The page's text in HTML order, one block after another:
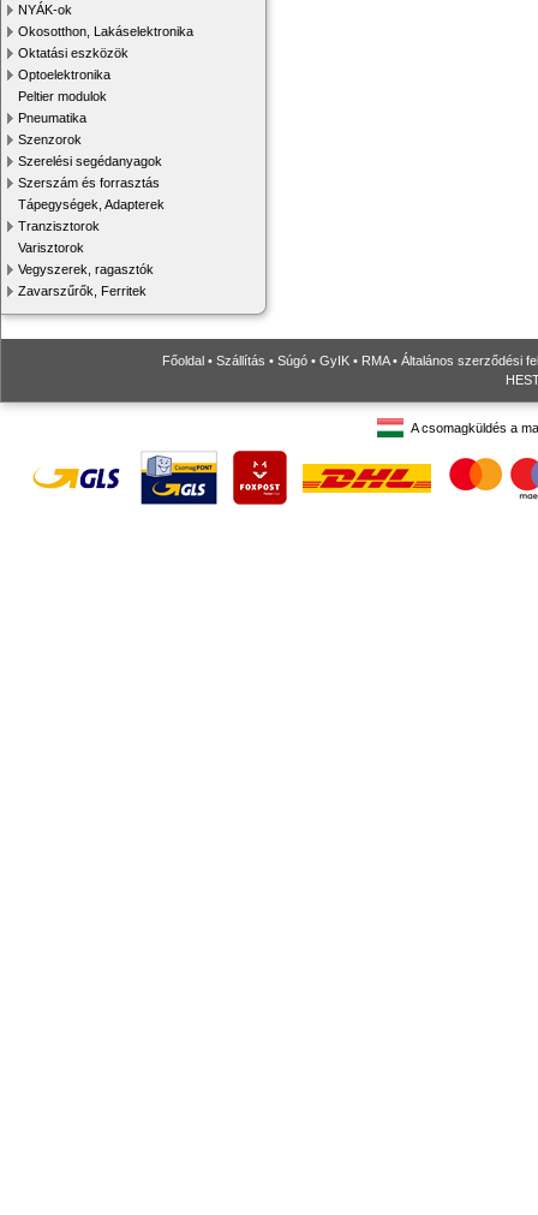
NYÁK-ok
Okosotthon, Lakáselektronika
Oktatási eszközök
Optoelektronika
Peltier modulok
Pneumatika
Szenzorok
Szerelési segédanyagok
Szerszám és forrasztás
Tápegységek, Adapterek
Tranzisztorok
Varisztorok
Vegyszerek, ragasztók
Zavarszűrők, Ferritek
Főoldal • Szállítás • Súgó • GyIK • RMA• Általános szerződési
A csomagküldés a